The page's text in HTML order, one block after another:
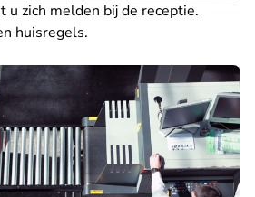
u zich melden bij de receptie.
huisregels.